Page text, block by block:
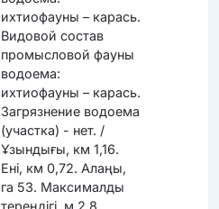
ихтиофауны – карась.
Видовой состав
промысловой фауны
водоема:
ихтиофауны – карась.
Загрязнение водоема
(участка) - нет. /
Ұзындығы, км 1,16.
Ені, км 0,72. Алаңы,
га 53. Максималды
тереңдігі, м 2,8.